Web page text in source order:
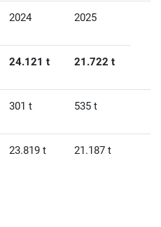
2024 2025
24.121 t 21.722 t
301 t 535 t
23.819 t 21.187 t